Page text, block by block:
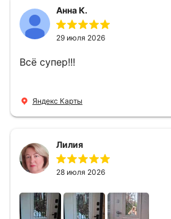
Анна К.
29 июля 2026
Всё супер!!!
Яндекс Карты
Лилия
28 июля 2026